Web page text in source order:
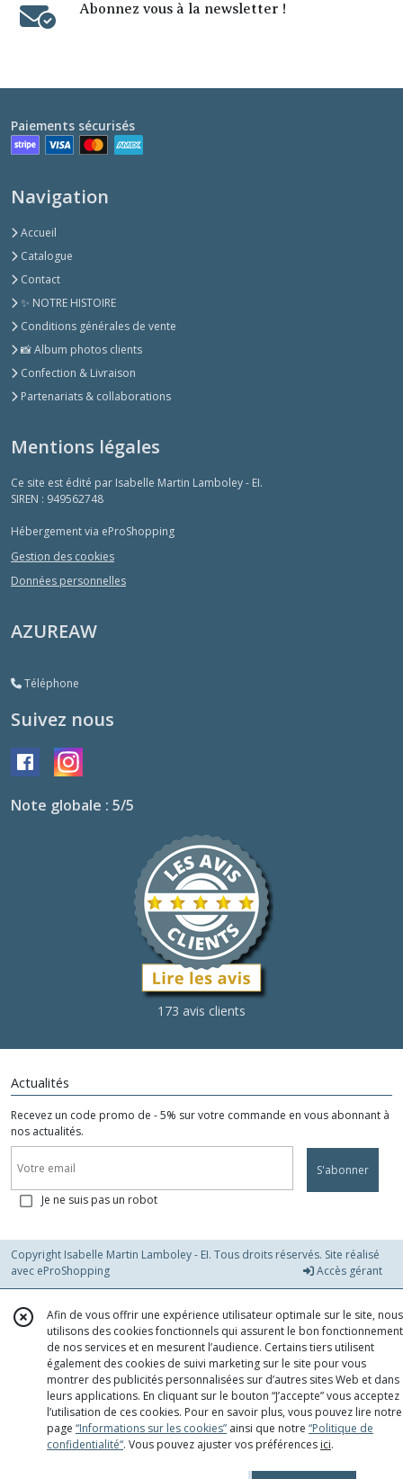
Abonnez vous à la newsletter !
Paiements sécurisés
Navigation
Accueil
Catalogue
Contact
✨ NOTRE HISTOIRE
Conditions générales de vente
📸 Album photos clients
Confection & Livraison
Partenariats & collaborations
Mentions légales
Ce site est édité par Isabelle Martin Lamboley - EI.
SIREN : 949562748
Hébergement via eProShopping
Gestion des cookies
Données personnelles
AZUREAW
Téléphone
Suivez nous
Note globale : 5/5
173 avis clients
Actualités
Recevez un code promo de - 5% sur votre commande en vous abonnant à
nos actualités.
S'abonner
Je ne suis pas un robot
Copyright Isabelle Martin Lamboley - EI. Tous droits réservés. Site réalisé
avec eProShopping Accès gérant
Afin de vous offrir une expérience utilisateur optimale sur le site, nous
utilisons des cookies fonctionnels qui assurent le bon fonctionnement
de nos services et en mesurent l’audience. Certains tiers utilisent
également des cookies de suivi marketing sur le site pour vous
montrer des publicités personnalisées sur d’autres sites Web et dans
leurs applications. En cliquant sur le bouton “J’accepte” vous acceptez
l’utilisation de ces cookies. Pour en savoir plus, vous pouvez lire notre
page “Informations sur les cookies” ainsi que notre “Politique de
confidentialité“. Vous pouvez ajuster vos préférences ici.